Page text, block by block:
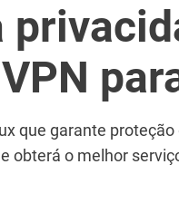
que garante
obterá o melhor